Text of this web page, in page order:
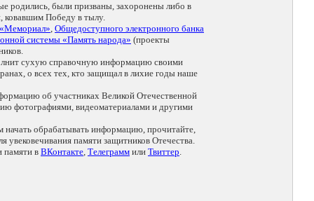
родились, были призваны, захоронены либо в
ковавшим Победу в тылу.
, Общедоступного электронного банка
системы «Память народа» (проекты
сухую справочную информацию своими
о всех тех, кто защищал в лихие годы наше
об участниках Великой Отечественной
фотографиями, видеоматериалами и другими
начать обрабатывать информацию, прочитайте,
памяти защитников Отечества.
памяти в ВКонтакте, Телеграмм или Твиттер.